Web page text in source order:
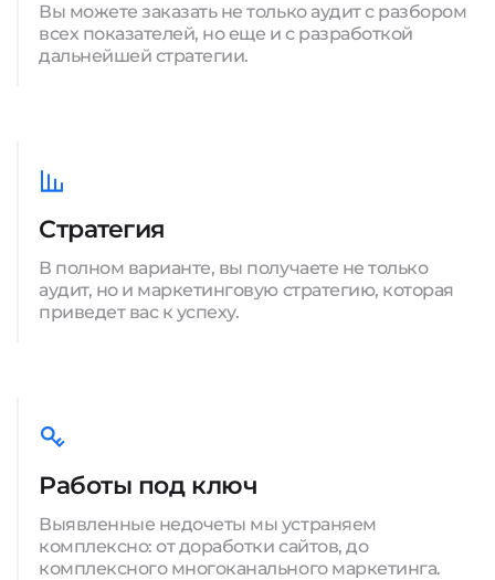
Вы можете заказать не только аудит с разбором
всех показателей, но еще и с разработкой
дальнейшей стратегии.
Стратегия
В полном варианте, вы получаете не только
аудит, но и маркетинговую стратегию, которая
приведет вас к успеху.
Работы под ключ
Выявленные недочеты мы устраняем
комплексно: от доработки сайтов, до
комплексного многоканального маркетинга.